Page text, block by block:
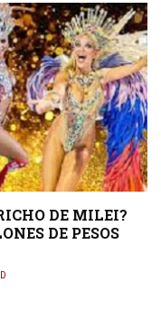
DE MILEI?
DE PESOS